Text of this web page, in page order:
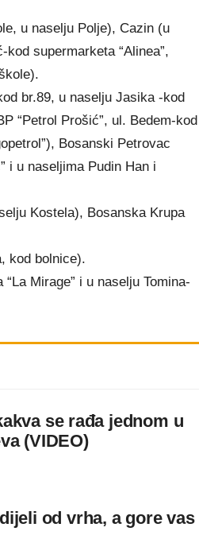
u naselju Polje), Cazin (u
supermarketa “Alinea”,
br.89, u naselju Jasika -kod
“Petrol Prošić”, ul. Bedem-kod
Bosanski Petrovac
i u naseljima Pudin Han i
Kostela), Bosanska Krupa
kod bolnice).
Mirage” i u naselju Tomina-
se rađa jednom u
(VIDEO)
od vrha, a gore vas